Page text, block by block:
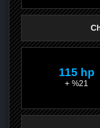
115 hp
+ %21